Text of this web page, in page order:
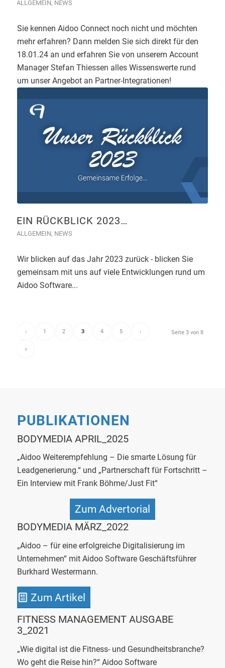
ALLGEMEIN, NEWS
Sie kennen Aidoo Connect noch nicht und möchten
mehr erfahren? Dann melden Sie sich direkt für den
18.01.24 an und erfahren Sie von unserem Account
Manager Stefan Thiessen alles Wissenswerte rund
um unser Angebot an Partner-Integrationen!
EIN RÜCKBLICK 2023…
ALLGEMEIN, NEWS
Wir blicken auf das Jahr 2023 zurück - blicken Sie
gemeinsam mit uns auf viele Entwicklungen rund um
Aidoo Software...
Seite 3 von 8
‹ 1 2 3 4 5 ›
»
PUBLIKATIONEN
BODYMEDIA APRIL_2025
„Aidoo Weiterempfehlung – Die smarte Lösung für
Leadgenerierung.“ und „Partnerschaft für Fortschritt –
Ein Interview mit Frank Böhme/Just Fit“
Zum Advertorial
BODYMEDIA MÄRZ_2022
„Aidoo – für eine erfolgreiche Digitalisierung im
Unternehmen“ mit Aidoo Software Geschäftsführer
Burkhard Westermann.
Zum Artikel
FITNESS MANAGEMENT AUSGABE
3_2021
„Wie digital ist die Fitness- und Gesundheitsbranche?
Wo geht die Reise hin?“ Aidoo Software